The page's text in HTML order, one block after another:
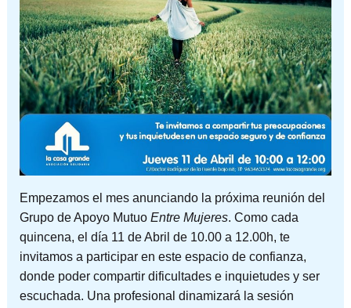
Empezamos el mes anunciando la próxima reunión del
Grupo de Apoyo Mutuo Entre Mujeres. Como cada
quincena, el día 11 de Abril de 10.00 a 12.00h, te
invitamos a participar en este espacio de confianza,
donde poder compartir dificultades e inquietudes y ser
escuchada. Una profesional dinamizará la sesión